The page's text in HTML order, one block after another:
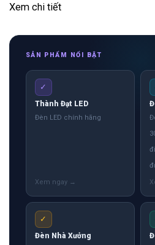
Xem chi tiết
SẢN PHẨM NỔI BẬT
✓
Thành Đạt LED
Đèn LED chính hãng
✓
Đèn Nhà Xưởng